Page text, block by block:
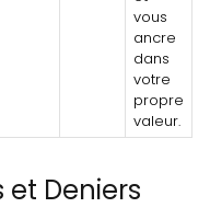
vous
ancre
dans
votre
propre
valeur.
et Deniers